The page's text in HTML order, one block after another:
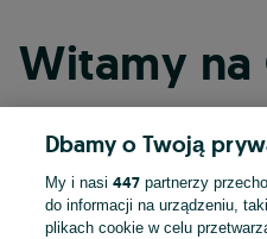
Witamy na
Kontynuuj
Kontynuuj
Dbamy o Twoją
My i nasi447 partnerzy
do informacji na urządzeniu,
plikach cookie w celu